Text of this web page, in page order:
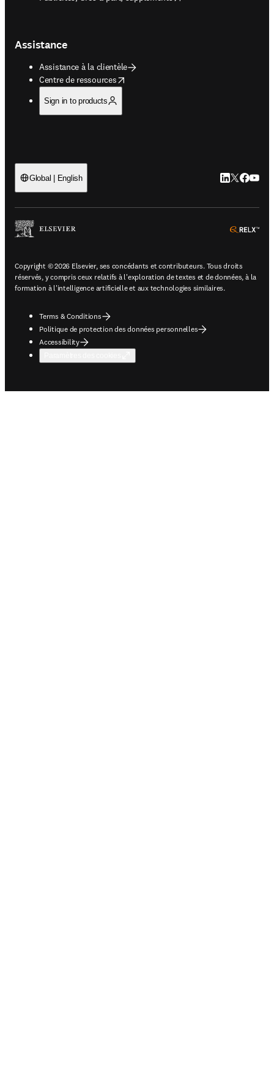
Assistance
Assistance à la clientèle
Centre de ressources
opens in new tab/window
Sign in to products
Global | English LinkedIn
Twitter
Copyright © 2026 Elsevier, ses concédants et contributeurs. Tous droits
réservés, y compris ceux relatifs à l'exploration de textes et de données, à la
formation à l'intelligence artificielle et aux technologies similaires.
Terms & Conditions
Politique de protection des données personnelles
Accessibility